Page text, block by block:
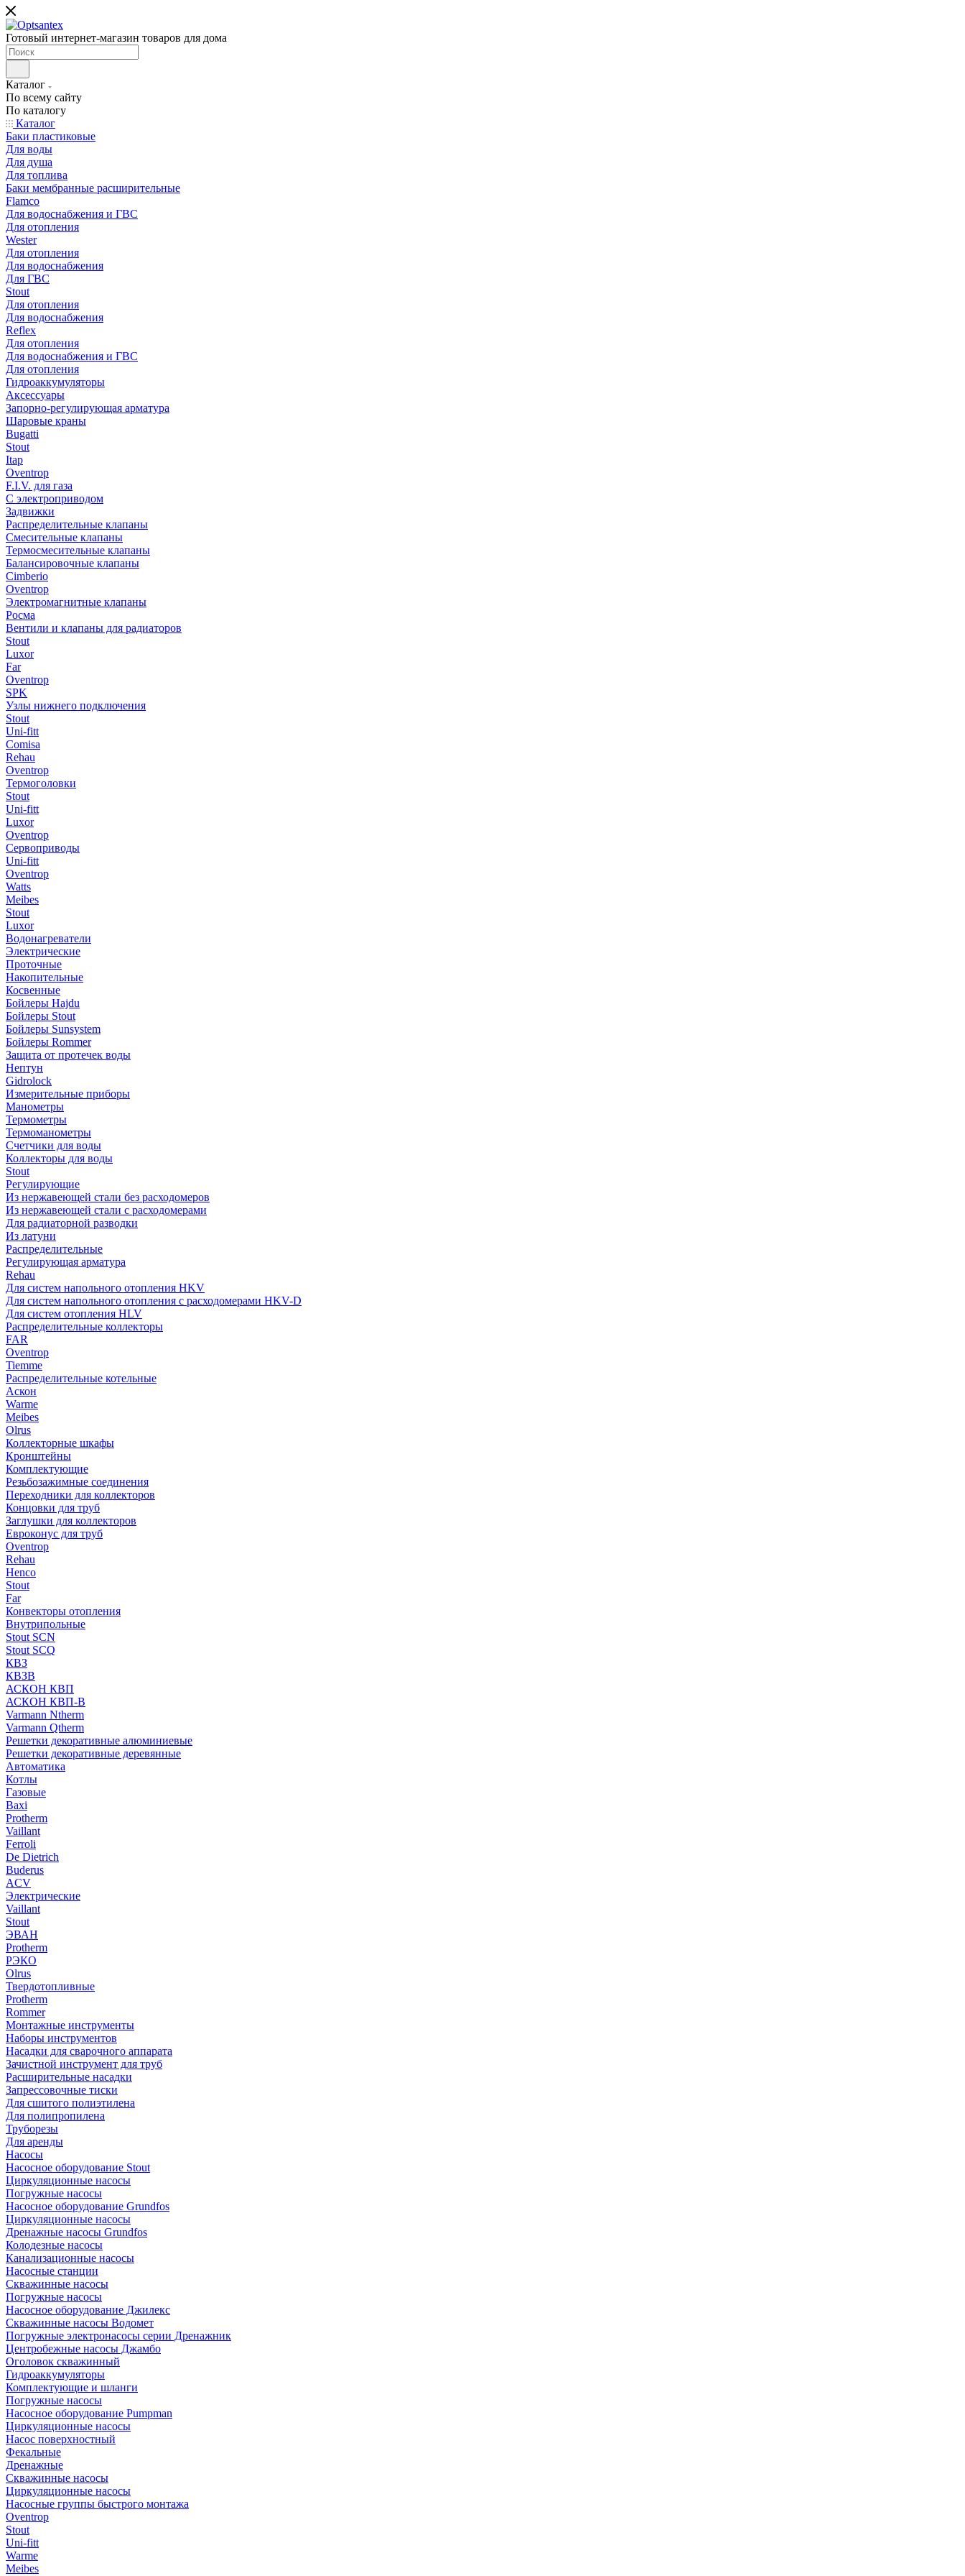
Готовый интернет-магазин товаров для дома
Каталог
По всему сайту
По каталогу
Каталог
Баки пластиковые
Для воды
Для душа
Для топлива
Баки мембранные расширительные
Flamco
Для водоснабжения и ГВС
Для отопления
Wester
Для отопления
Для водоснабжения
Для ГВС
Stout
Для отопления
Для водоснабжения
Reflex
Для отопления
Для водоснабжения и ГВС
Для отопления
Гидроаккумуляторы
Аксессуары
Запорно-регулирующая арматура
Шаровые краны
Bugatti
Stout
Itap
Oventrop
F.I.V. для газа
С электроприводом
Задвижки
Распределительные клапаны
Cмесительные клапаны
Термосмесительные клапаны
Балансировочные клапаны
Cimberio
Oventrop
Электромагнитные клапаны
Росма
Вентили и клапаны для радиаторов
Stout
Luxor
Far
Oventrop
SPK
Узлы нижнего подключения
Stout
Uni-fitt
Comisa
Rehau
Oventrop
Термоголовки
Stout
Uni-fitt
Luxor
Oventrop
Сервоприводы
Uni-fitt
Oventrop
Watts
Meibes
Stout
Luxor
Водонагреватели
Электрические
Проточные
Накопительные
Косвенные
Бойлеры Hajdu
Бойлеры Stout
Бойлеры Sunsystem
Бойлеры Rommer
Защита от протечек воды
Нептун
Gidrolock
Измерительные приборы
Манометры
Термометры
Термоманометры
Счетчики для воды
Коллекторы для воды
Stout
Регулирующие
Из нержавеющей стали без расходомеров
Из нержавеющей стали с расходомерами
Для радиаторной разводки
Из латуни
Распределительные
Регулирующая арматура
Rehau
Для систем напольного отопления HKV
Для систем напольного отопления с расходомерами HKV-D
Для систем отопления HLV
Распределительные коллекторы
FAR
Oventrop
Tiemme
Распределительные котельные
Аскон
Warme
Meibes
Olrus
Коллекторные шкафы
Кронштейны
Комплектующие
Резьбозажимные соединения
Переходники для коллекторов
Концовки для труб
Заглушки для коллекторов
Евроконус для труб
Oventrop
Rehau
Henco
Stout
Far
Конвекторы отопления
Внутрипольные
Stout SCN
Stout SCQ
КВЗ
КВЗВ
АСКОН КВП
АСКОН КВП-В
Varmann Ntherm
Varmann Qtherm
Решетки декоративные алюминиевые
Решетки декоративные деревянные
Автоматика
Котлы
Газовые
Baxi
Protherm
Vaillant
Ferroli
De Dietrich
Buderus
ACV
Электрические
Vaillant
Stout
ЭВАН
Protherm
РЭКО
Olrus
Твердотопливные
Protherm
Rommer
Монтажные инструменты
Наборы инструментов
Насадки для сварочного аппарата
Зачистной инструмент для труб
Расширительные насадки
Запрессовочные тиски
Для сшитого полиэтилена
Для полипропилена
Труборезы
Для аренды
Насосы
Насосное оборудование Stout
Циркуляционные насосы
Погружные насосы
Насосное оборудование Grundfos
Циркуляционные насосы
Дренажные насосы Grundfos
Колодезные насосы
Канализационные насосы
Насосные станции
Скважинные насосы
Погружные насосы
Насосное оборудование Джилекс
Скважинные насосы Водомет
Погружные электронасосы серии Дренажник
Центробежные насосы Джамбо
Оголовок скважинный
Гидроаккумуляторы
Комплектующие и шланги
Погружные насосы
Насосное оборудование Pumpman
Циркуляционные насосы
Насос поверхностный
Фекальные
Дренажные
Скважинные насосы
Циркуляционные насосы
Насосные группы быстрого монтажа
Oventrop
Stout
Uni-fitt
Warme
Meibes